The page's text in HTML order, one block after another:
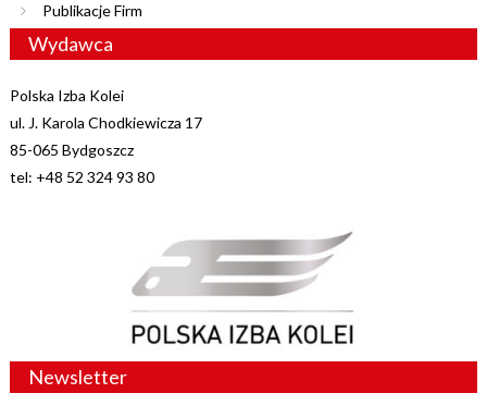
Publikacje Firm
Wydawca
Polska Izba Kolei
ul. J. Karola Chodkiewicza 17
85-065 Bydgoszcz
tel: +48 52 324 93 80
Newsletter